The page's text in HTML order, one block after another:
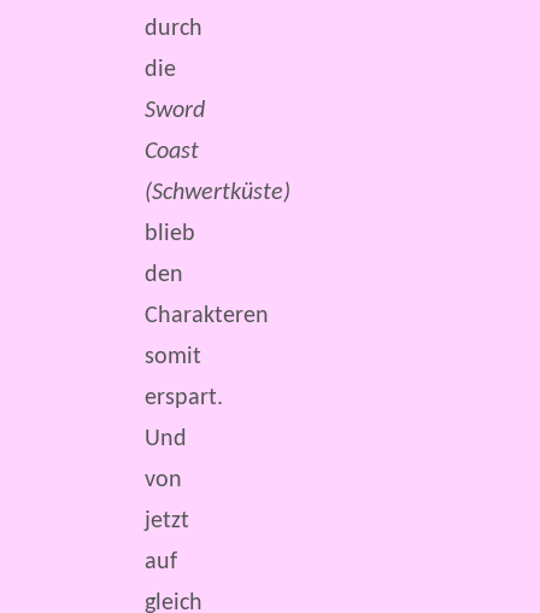
durch
die
Sword
Coast
(Schwertküste)
blieb
den
Charakteren
somit
erspart.
Und
von
jetzt
auf
gleich